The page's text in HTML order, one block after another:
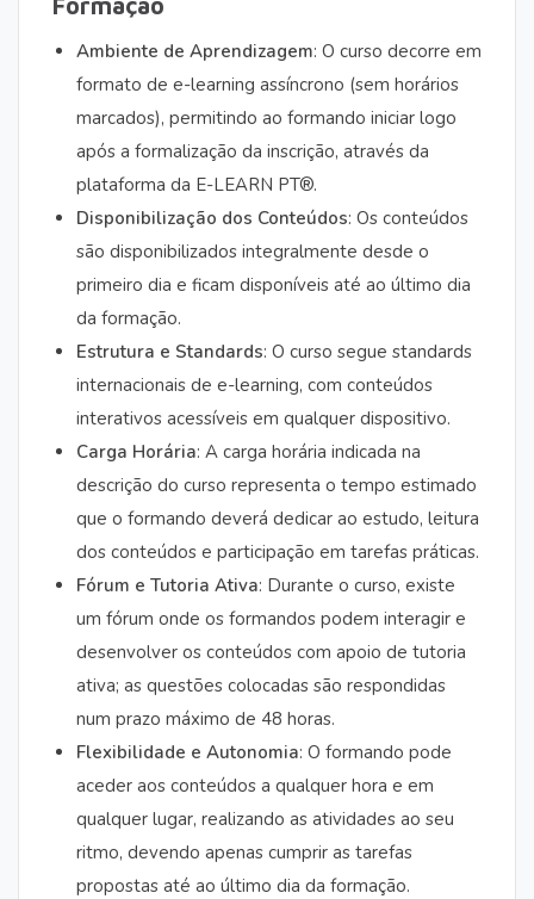
Ambiente de Aprendizagem: O curso decorre em
formato de e-learning assíncrono (sem horários
marcados), permitindo ao formando iniciar logo
após a formalização da inscrição, através da
plataforma da E-LEARN PT®.
Disponibilização dos Conteúdos: Os conteúdos
são disponibilizados integralmente desde o
primeiro dia e ficam disponíveis até ao último dia
da formação.
Estrutura e Standards: O curso segue standards
internacionais de e-learning, com conteúdos
interativos acessíveis em qualquer dispositivo.
Carga Horária: A carga horária indicada na
descrição do curso representa o tempo estimado
que o formando deverá dedicar ao estudo, leitura
dos conteúdos e participação em tarefas práticas.
Fórum e Tutoria Ativa: Durante o curso, existe
um fórum onde os formandos podem interagir e
desenvolver os conteúdos com apoio de tutoria
ativa; as questões colocadas são respondidas
num prazo máximo de 48 horas.
Flexibilidade e Autonomia: O formando pode
aceder aos conteúdos a qualquer hora e em
qualquer lugar, realizando as atividades ao seu
ritmo, devendo apenas cumprir as tarefas
propostas até ao último dia da formação.